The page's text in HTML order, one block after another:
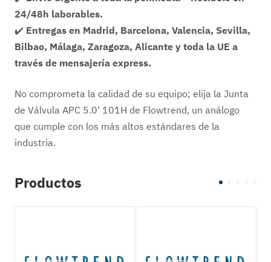
24/48h laborables.
✔️ Entregas en Madrid, Barcelona, Valencia, Sevilla,
Bilbao, Málaga, Zaragoza, Alicante y toda la UE a
través de mensajería express.
No comprometa la calidad de su equipo; elija la Junta
de Válvula APC 5.0' 101H de Flowtrend, un análogo
que cumple con los más altos estándares de la
industria.
Productos